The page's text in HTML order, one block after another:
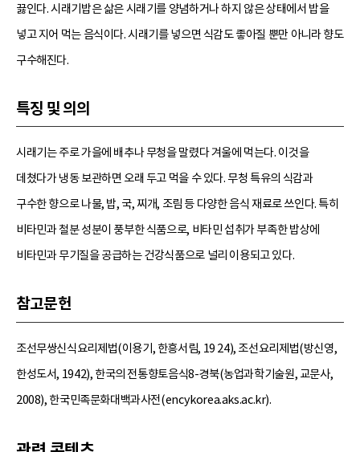
끓인다. 시래기밥은 삶은 시래기를 양념하거나 하지 않은 상태에서 밥을
넣고 지어 먹는 음식이다. 시래기를 넣으면 식감도 좋아질 뿐만 아니라 향도
구수해진다.
특징 및 의의
시래기는 주로 가을에 배추나 무청을 말렸다 겨울에 먹는다. 이것을
데쳤다가 냉동 보관하면 오래 두고 먹을 수 있다. 무청 특유의 식감과
구수한 향으로 나물, 밥, 국, 찌개, 조림 등 다양한 음식 재료로 쓰인다. 특히
비타민과 철분 성분이 풍부한 식품으로, 비타민 섭취가 부족한 밥상에
비타민과 무기질을 공급하는 건강식품으로 널리 이용되고 있다.
참고문헌
조선무쌍신식요리제법(이용기, 한흥서림, 19 24), 조선요리제법(방신영,
한성도서, 1942), 한국의 전통향토음식8-경북(농업과학기술원, 교문사,
2008), 한국민족문화대백과사전(encykorea.aks.ac.kr).